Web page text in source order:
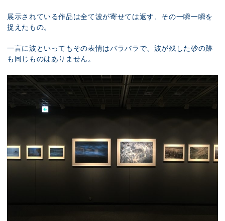
展示されている作品は全て波が寄せては返す、その一瞬一瞬を
捉えたもの。
一言に波といってもその表情はバラバラで、波が残した砂の跡
も同じものはありません。